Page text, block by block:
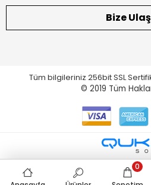
Bize
Tüm bilgileriniz 256bit SSL
© 2019 Tüm
0